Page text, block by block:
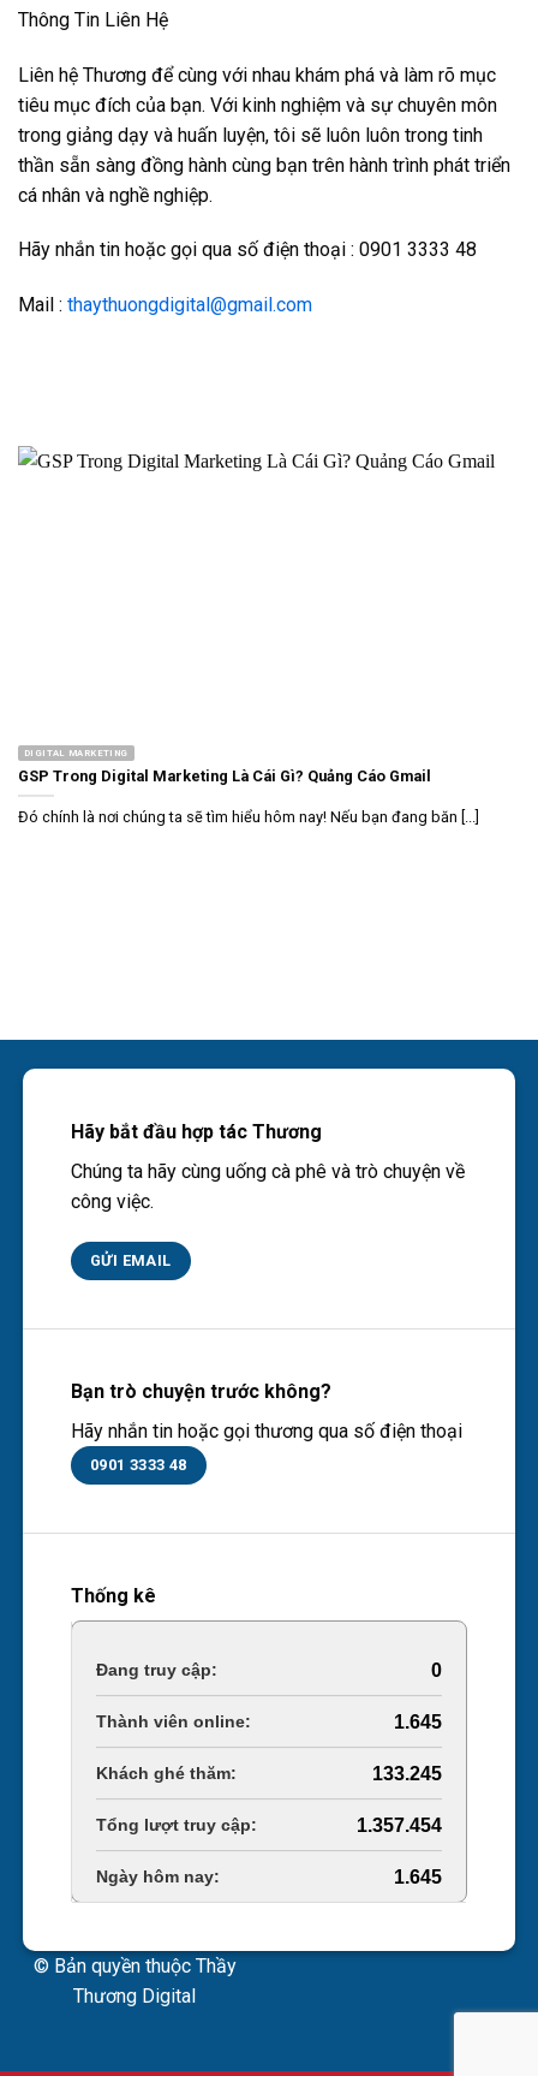
Thông Tin Liên Hệ
Liên hệ Thương để cùng với nhau khám phá và làm rõ mục
tiêu mục đích của bạn. Với kinh nghiệm và sự chuyên môn
trong giảng dạy và huấn luyện, tôi sẽ luôn luôn trong tinh
thần sẵn sàng đồng hành cùng bạn trên hành trình phát triển
cá nhân và nghề nghiệp.
Hãy nhắn tin hoặc gọi qua số điện thoại : 0901 3333 48
Mail : thaythuongdigital@gmail.com
DIGITAL MARKETING
GSP Trong Digital Marketing Là Cái Gì? Quảng Cáo Gmail
Đó chính là nơi chúng ta sẽ tìm hiểu hôm nay! Nếu bạn đang băn [...]
Hãy bắt đầu hợp tác Thương
Chúng ta hãy cùng uống cà phê và trò chuyện về
công việc.
GỬI EMAIL
Bạn trò chuyện trước không?
Hãy nhắn tin hoặc gọi thương qua số điện thoại
0901 3333 48
Thống kê
Online Visitors: 0
Today's Views: 1.645
Last 30 Days Views: 133.245
Total Views: 1.357.454
Total Users: 1.645
© Bản quyền thuộc Thầy
Thương Digital